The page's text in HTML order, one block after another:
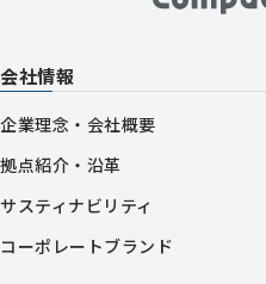
会社情報
企業理念・会社概要
拠点紹介・沿革
サスティナビリティ
コーポレートブランド